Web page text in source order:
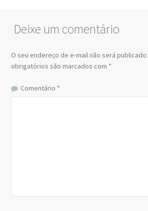
Deixe um comentário
O seu endereço de e-mail não será publicado.
obrigatórios são marcados com *
Comentário *